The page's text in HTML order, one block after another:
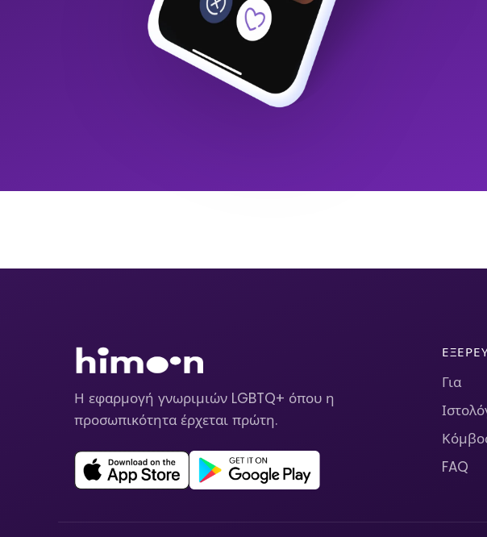
Η εφαρμογή γνωριμιών LGBTQ+ όπου η
προσωπικότητα έρχεται πρώτη.
Για
FAQ